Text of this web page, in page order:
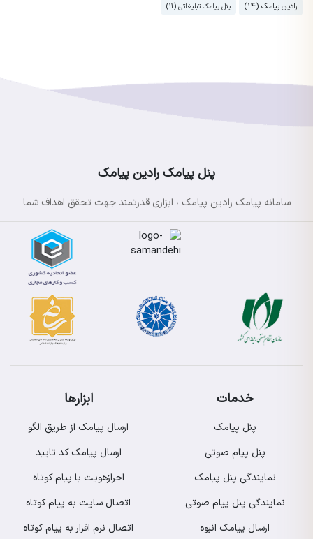
رادین پیامک (14)
پنل پیامک تبلیغاتی (11)
پنل پیامک رادین پیامک
سامانه پیامک رادین پیامک ، ابزاری قدرتمند جهت تحقق اهداف شما
خدمات
پنل پیامک
پنل پیام صوتی
نمایندگی پنل پیامک
نمایندگی پنل پیام صوتی
ارسال پیامک انبوه
ابزارها
ارسال پیامک از طریق الگو
ارسال پیامک کد تایید
احرازهویت با پیام کوتاه
اتصال سایت به پیام کوتاه
اتصال نرم افزار به پیام کوتاه